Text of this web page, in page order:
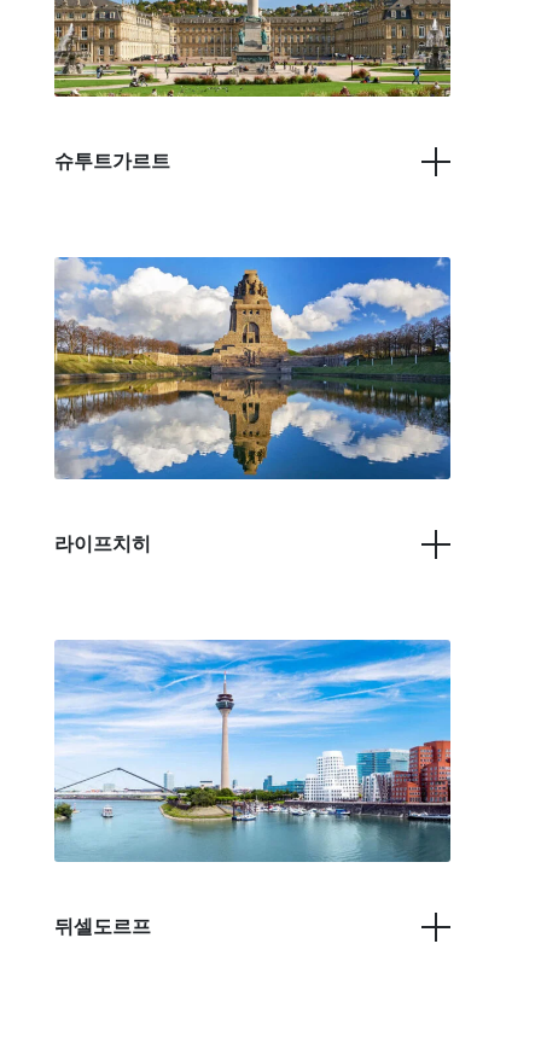
슈투트가르트
라이프치히
뒤셀도르프